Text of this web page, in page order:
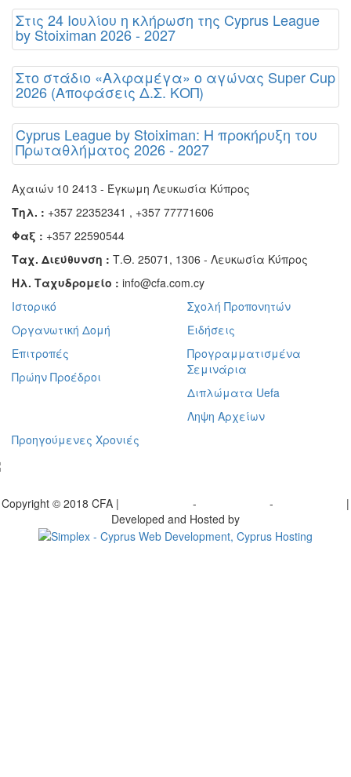
Στις 24 Ιουλίου η κλήρωση της Cyprus League
by Stoiximan 2026 - 2027
Στο στάδιο «Αλφαμέγα» ο αγώνας Super Cup
2026 (Αποφάσεις Δ.Σ. ΚΟΠ)
Cyprus League by Stoiximan: Η προκήρυξη του
Πρωταθλήματος 2026 - 2027
Αχαιών 10 2413 - Έγκωμη Λευκωσία Κύπρος
Τηλ. : +357 22352341 , +357 77771606
Φαξ : +357 22590544
Ταχ. Διεύθυνση : Τ.Θ. 25071, 1306 - Λευκωσία Κύπρος
Ηλ. Ταχυδρομείο : info@cfa.com.cy
Ιστορικό
Οργανωτική Δομή
Επιτροπές
Πρώην Προέδροι
Σχολή Προπονητών
Ειδήσεις
Προγραμματισμένα
Σεμινάρια
Διπλώματα Uefa
Ληψη Αρχείων
Προηγούμενες Χρονιές
Copyright © 2018 CFA | - -
|
Developed and Hosted by